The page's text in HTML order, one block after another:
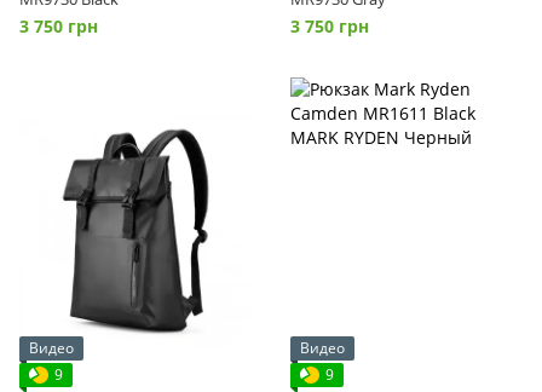
3 750 грн 3 750 грн
Видео
9
Видео
9